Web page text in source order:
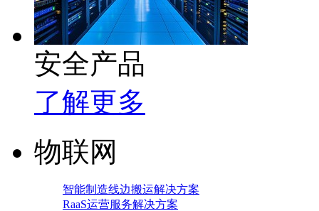
安全产品
了解更多
物联网
智能制造线边搬运解决方案
RaaS运营服务解决方案